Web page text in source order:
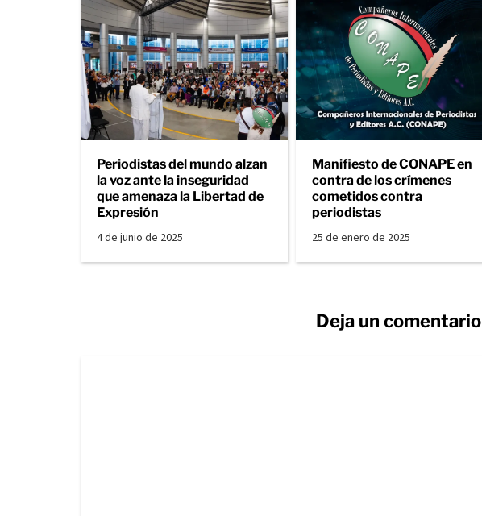
Periodistas del mundo alzan
la voz ante la inseguridad
que amenaza la Libertad de
Expresión
4 de junio de 2025
Manifiesto de CONAPE en
contra de los crímenes
cometidos contra
periodistas
25 de enero de 2025
Deja un comentario